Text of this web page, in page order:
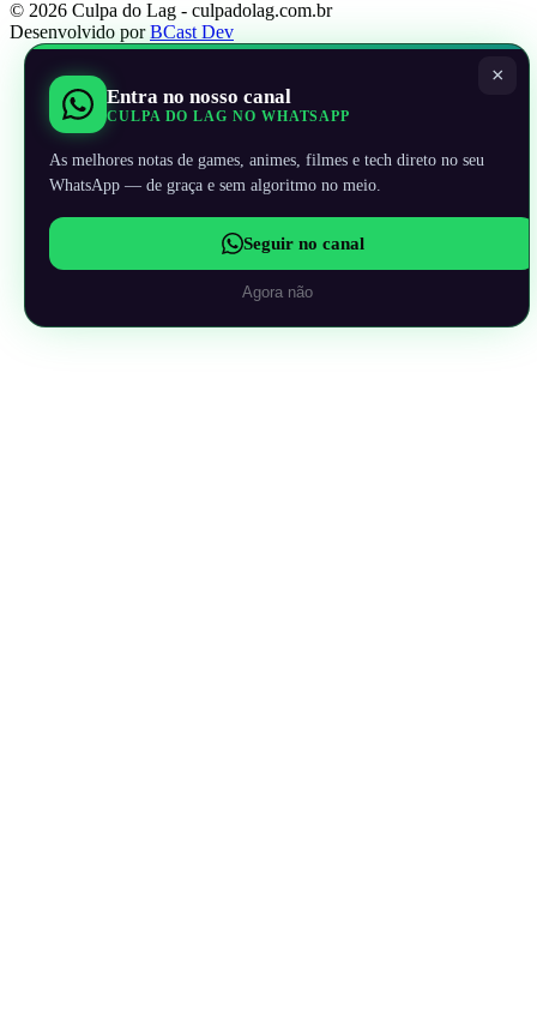
© 2026 Culpa do Lag - culpadolag.com.br
Desenvolvido porBCast Dev
×
Entra no nosso canal
CULPA DO LAG NO WHATSAPP
As melhores notas de games, animes, filmes e tech direto no seu
WhatsApp — de graça e sem algoritmo no meio.
Seguir no canal
Agora não